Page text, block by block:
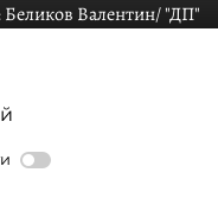
Беликов Валентин/ "ДП"